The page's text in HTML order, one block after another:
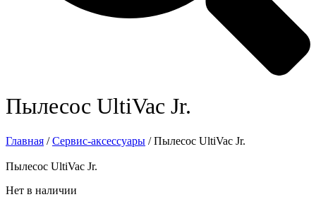
Пылесос UltiVac Jr.
Главная /Сервис-аксессуары / Пылесос UltiVac Jr.
Пылесос UltiVac Jr.
Нет в наличии